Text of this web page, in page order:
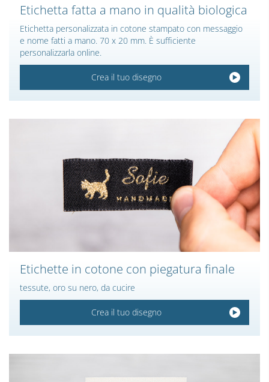
Etichetta fatta a mano in qualità biologica
Etichetta personalizzata in cotone stampato con messaggio
e nome fatti a mano. 70 x 20 mm. È sufficiente
personalizzarla online.
Crea il tuo disegno
Etichette in cotone con piegatura finale
tessute, oro su nero, da cucire
Crea il tuo disegno